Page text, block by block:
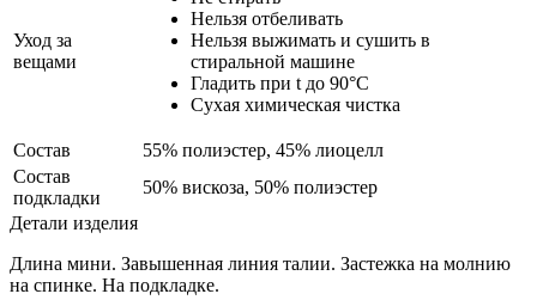
Уход за
вещами
Нельзя отбеливать
Нельзя выжимать и сушить в
стиральной машине
Гладить при t до 90°С
Сухая химическая чистка
Состав
55% полиэстер, 45% лиоцелл
Состав
подкладки
50% вискоза, 50% полиэстер
Детали изделия
Длина мини. Завышенная линия талии. Застежка на молнию
на спинке. На подкладке.